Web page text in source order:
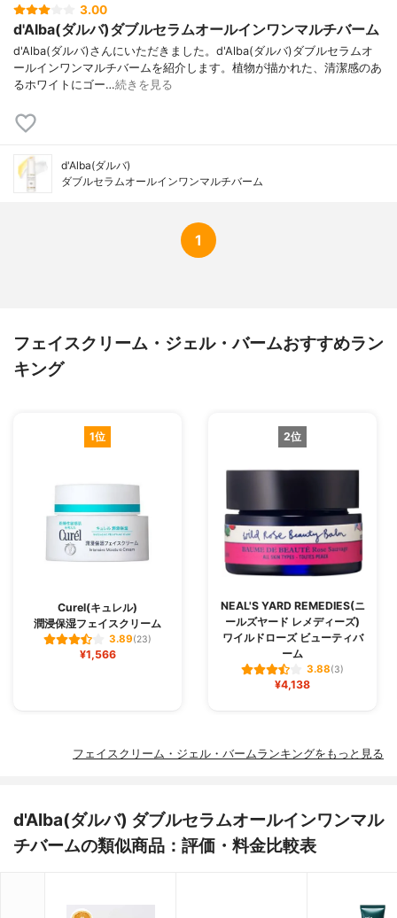
3.00
d'Alba(ダルバ)ダブルセラムオールインワンマルチバーム
d'Alba(ダルバ)さんにいただきました。d'Alba(ダルバ)ダブルセラムオ
ールインワンマルチバームを紹介します。植物が描かれた、清潔感のあ
るホワイトにゴー…続きを見る
d'Alba(ダルバ)
ダブルセラムオールインワンマルチバーム
1
フェイスクリーム・ジェル・バームおすすめラン
キング
1位
Curel(キュレル)
潤浸保湿フェイスクリーム
3.89(23)
¥1,566
2位
NEAL'S YARD REMEDIES(ニ
ールズヤード レメディーズ)
ワイルドローズ ビューティバ
ーム
3.88(3)
¥4,138
フェイスクリーム・ジェル・バームランキングをもっと見る
d'Alba(ダルバ) ダブルセラムオールインワンマル
チバームの類似商品：評価・料金比較表